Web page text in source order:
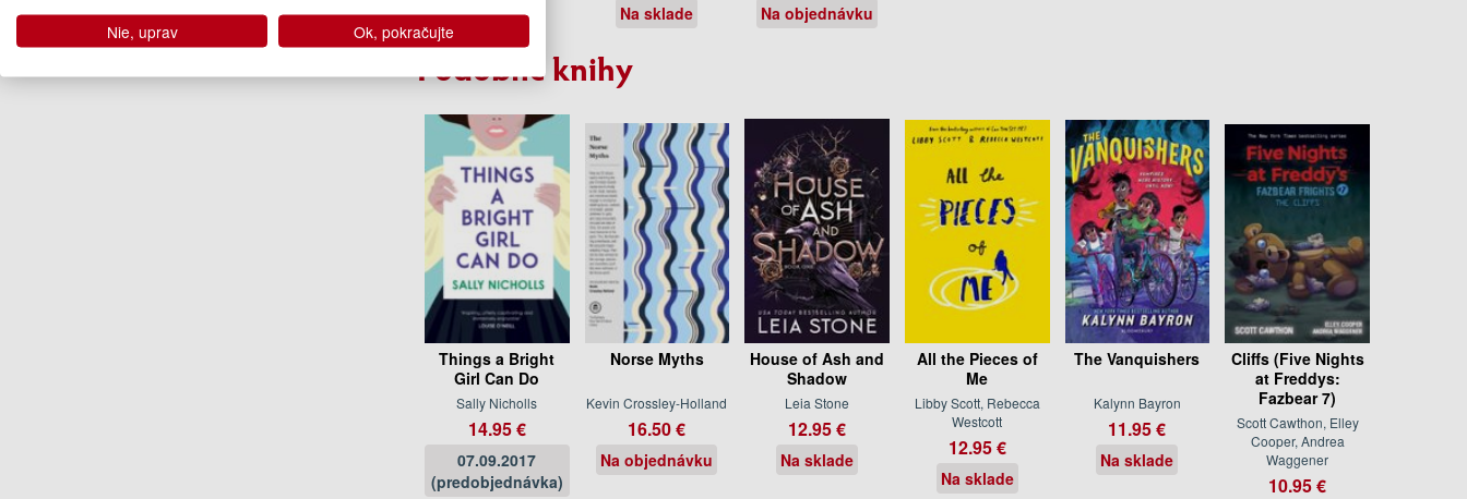
Na sklade Na sklade Na objednávku
Podobné knihy
Things a Bright
Girl Can Do
Sally Nicholls
14.95 €
07.09.2017
(predobjednávka)
Norse Myths
Kevin Crossley-Holland
16.50 €
Na objednávku
House of Ash and
Shadow
Leia Stone
12.95 €
Na sklade
All the Pieces of
Me
Libby Scott, Rebecca
Westcott
12.95 €
Na sklade
The Vanquishers
Kalynn Bayron
11.95 €
Na sklade
Cliffs (Five Nights
at Freddys:
Fazbear 7)
Scott Cawthon, Elley
Cooper, Andrea
Waggener
10.95 €
Nie, uprav Ok, pokračujte